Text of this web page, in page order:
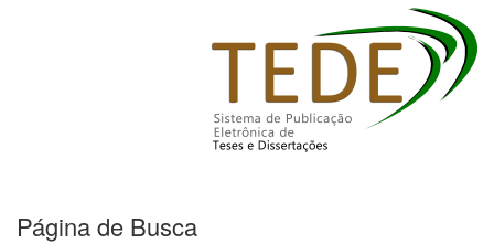
Página de Busca